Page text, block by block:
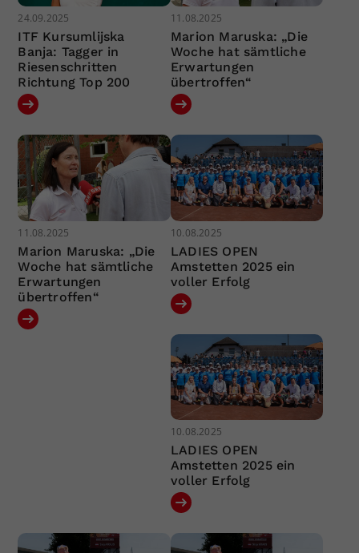
24.09.2025
ITF Kursumlijska
Banja: Tagger in
Riesenschritten
Richtung Top 200
11.08.2025
Marion Maruska: „Die
Woche hat sämtliche
Erwartungen
übertroffen“
11.08.2025
Marion Maruska: „Die
Woche hat sämtliche
Erwartungen
übertroffen“
10.08.2025
LADIES OPEN
Amstetten 2025 ein
voller Erfolg
10.08.2025
LADIES OPEN
Amstetten 2025 ein
voller Erfolg